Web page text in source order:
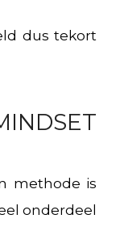
dus tekort
methode is
onderdeel